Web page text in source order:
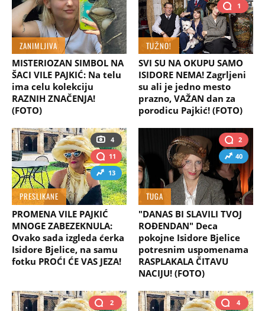
ZANIMLJIVA
MISTERIOZAN SIMBOL NA
ŠACI VILE PAJKIĆ: Na telu
ima celu kolekciju
RAZNIH ZNAČENJA!
(FOTO)
1
TUŽNO!
SVI SU NA OKUPU SAMO
ISIDORE NEMA! Zagrljeni
su ali je jedno mesto
prazno, VAŽAN dan za
porodicu Pajkić! (FOTO)
4
11
13
PRESLIKANE
PROMENA VILE PAJKIĆ
MNOGE ZABEZEKNULA:
Ovako sada izgleda ćerka
Isidore Bjelice, na samu
fotku PROĆI ĆE VAS JEZA!
2
40
TUGA
"DANAS BI SLAVILI TVOJ
ROĐENDAN" Deca
pokojne Isidore Bjelice
potresnim uspomenama
RASPLAKALA ČITAVU
NACIJU! (FOTO)
2
4